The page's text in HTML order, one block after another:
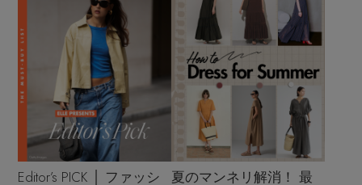
Editor’s PICK │ ファッシ
夏のマンネリ解消！ 最